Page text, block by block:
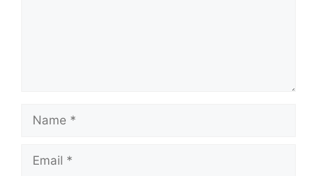
Name
Email